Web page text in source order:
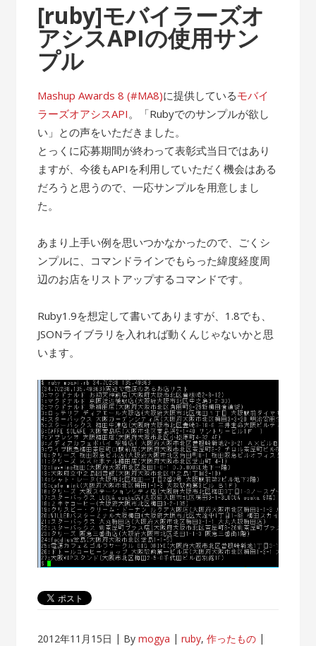
[ruby]モバイラーズオ
アシスAPIの使用サン
プル
Mashup Awards 8 (#MA8)に提供しているモバイ
ラーズオアシスAPI。「Rubyでのサンプルが欲し
い」との声をいただきました。
とっくに応募期間が終わって表彰式当日ではあり
ますが、今後もAPIを利用していただく機会はある
だろうと思うので、一応サンプルを用意しまし
た。
あまり上手い例を思いつかなかったので、ごくシ
ンプルに、コマンドラインでもらった緯度経度周
辺のお店をリストアップするコマンドです。
Ruby1.9を想定して書いてありますが、1.8でも、
JSONライブラリを入れれば動くんじゃないかと思
います。
2012年11月15日 Bymogya ruby,作ったもの